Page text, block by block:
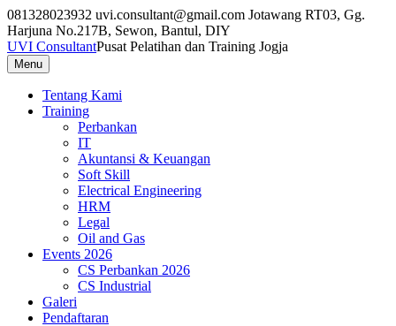
Skip
to
content
081328023932 uvi.consultant@gmail.com Jotawang RT03, Gg.
Harjuna No.217B, Sewon, Bantul, DIY
UVI ConsultantPusat Pelatihan dan Training Jogja
Menu
Tentang Kami
Training
Perbankan
IT
Akuntansi & Keuangan
Soft Skill
Electrical Engineering
HRM
Legal
Oil and Gas
Events 2026
CS Perbankan 2026
CS Industrial
Galeri
Pendaftaran